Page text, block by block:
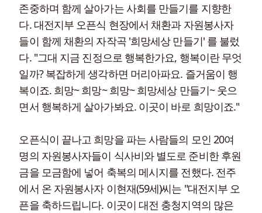
존중하며 함께 살아가는 사회를 만들기를 지향한
다. 대전지부 오픈식 현장에서 채환과 자원봉사자
들이 함께 채환의 자작곡 '희망세상 만들기' 를 불렀
다. "그대 지금 진정으로 행복한가요, 행복이란 무엇
일까? 복잡하게 생각하면 머리아파요. 즐거움이 행
복이죠. 희망~ 희망~ 희망~ 희망세상 만들기~ 웃으
면서 행복하게 살아가봐요. 이곳이 바로 희망이죠."
오픈식이 끝나고 희망을 파는 사람들의 모인 20여
명의 자원봉사자들이 식사비와 별도로 준비한 후원
금을 모금함에 넣어 축복의 메시지를 전했다. 전주
에서 온 자원봉사자 이현재(59세)씨는 "대전지부 오
픈을 축하드립니다. 이곳이 대전 충청지역의 많은